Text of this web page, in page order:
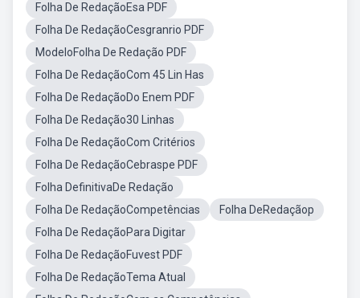
Folha De RedaçãoEsa PDF
Folha De RedaçãoCesgranrio PDF
ModeloFolha De Redação PDF
Folha De RedaçãoCom 45 Lin Has
Folha De RedaçãoDo Enem PDF
Folha De Redação30 Linhas
Folha De RedaçãoCom Critérios
Folha De RedaçãoCebraspe PDF
Folha DefinitivaDe Redação
Folha De RedaçãoCompetências
Folha DeRedaçãop
Folha De RedaçãoPara Digitar
Folha De RedaçãoFuvest PDF
Folha De RedaçãoTema Atual